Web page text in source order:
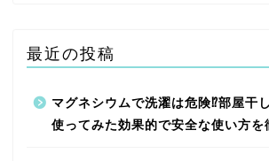
最近の投稿
マグネシウムで洗濯は危険⁉︎部屋干
使ってみた効果的で安全な使い方を